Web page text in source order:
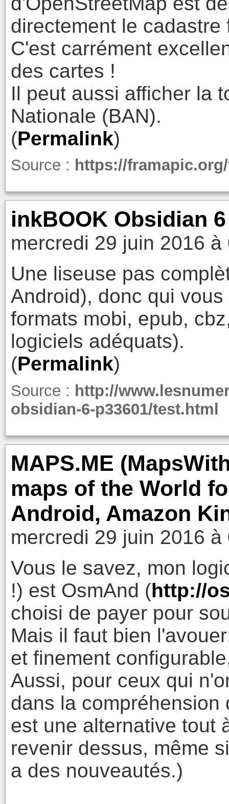
directement le
C'est carrément
des cartes !
Il peut aussi afficher la
Nationale (BAN).
(Permalink)
Source : https://
inkBOOK Obsidian
mercredi 29 juin 2016 à
Une liseuse pas
Android), donc qui
formats mobi, epub,
logiciels adéquats).
(Permalink)
Source : http://
obsidian-6-p33601/test.html
MAPS.ME
maps of the World
Android, Amazon
mercredi 29 juin 2016 à
Vous le savez, mon
!) est OsmAnd (http://
choisi de payer pour
Mais il faut bien
et finement
Aussi, pour ceux qui
dans la compréhension
est une alternative tout
revenir dessus, même
a des nouveautés.)